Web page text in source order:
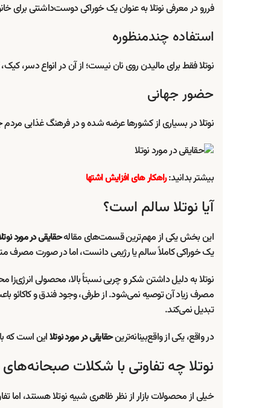
فررو در معرفی نوتلا به عنوان یک خوراکی دوست‌داشتنی
استفاده چندمنظوره
نوتلا فقط برای مالیدن روی نان نیست؛ از آن در انواع دسر،
حضور جهانی
نوتلا در بسیاری از کشورها عرضه شده و در فرهنگ غذایی
بیشتر بدانید:راهکار های افزایش اشتها
آیا نوتلا سالم است؟
این بخش یکی از مهم‌ترین قسمت‌های مقالهحقایقی در مورد
یک خوراکی کاملاً سالم یا رژیمی دانست، اما در صورت مصرف
نوتلا به دلیل داشتن شکر و چربی نسبتاً بالا، محصولی
مصرف زیاد آن توصیه نمی‌شود. از طرفی، وجود فندق و کاکائو
تبدیل نمی‌کند.
در واقع، یکی از واقع‌بینانه‌ترینحقایقی در مورد نوتلااین است که
نوتلا چه تفاوتی با شکلات صبحانه‌های
خیلی از محصولات بازار از نظر ظاهری شبیه نوتلا هستند، اما